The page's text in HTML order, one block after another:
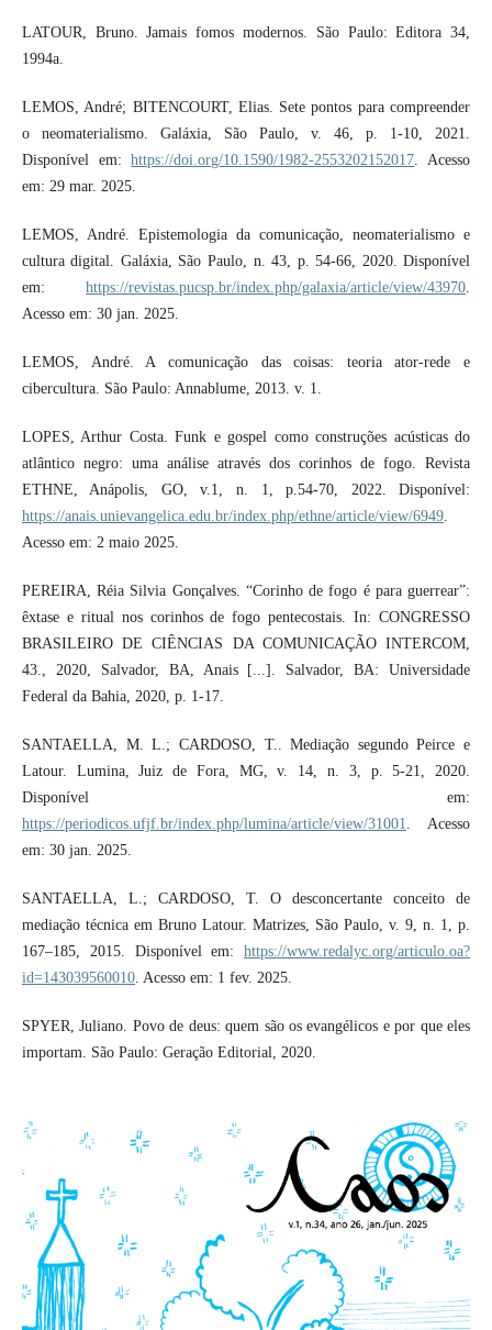
LATOUR, Bruno. Jamais fomos modernos. São Paulo: Editora 34,
1994a.
LEMOS, André; BITENCOURT, Elias. Sete pontos para compreender
o neomaterialismo. Galáxia, São Paulo, v. 46, p. 1-10, 2021.
Disponível em:https://doi.org/10.1590/1982-2553202152017 . Acesso
em: 29 mar. 2025.
LEMOS, André. Epistemologia da comunicação, neomaterialismo e
cultura digital. Galáxia, São Paulo, n. 43, p. 54-66, 2020. Disponível
em:https://revistas.pucsp.br/index.php/galaxia/article/view/43970
Acesso em: 30 jan. 2025.
LEMOS, André. A comunicação das coisas: teoria ator-rede e
cibercultura. São Paulo: Annablume, 2013. v. 1.
LOPES, Arthur Costa. Funk e gospel como construções acústicas do
atlântico negro: uma análise através dos corinhos de fogo. Revista
ETHNE, Anápolis, GO, v.1, n. 1, p.54-70, 2022. Disponível:
https://anais.unievangelica.edu.br/index.php/ethne/article/view/6949.
Acesso em: 2 maio 2025.
PEREIRA, Réia Silvia Gonçalves. “Corinho de fogo é para guerrear”:
êxtase e ritual nos corinhos de fogo pentecostais. In: CONGRESSO
BRASILEIRO DE CIÊNCIAS DA COMUNICAÇÃO INTERCOM,
43., 2020, Salvador, BA, Anais [...]. Salvador, BA: Universidade
Federal da Bahia, 2020, p. 1-17.
SANTAELLA, M. L.; CARDOSO, T.. Mediação segundo Peirce e
Latour. Lumina, Juiz de Fora, MG, v. 14, n. 3, p. 5-21, 2020.
Disponível em:
https://periodicos.ufjf.br/index.php/lumina/article/view/31001
. Acesso
em: 30 jan. 2025.
SANTAELLA, L.; CARDOSO, T. O desconcertante conceito de
mediação técnica em Bruno Latour. Matrizes, São Paulo, v. 9, n. 1, p.
167–185, 2015. Disponível em:https://www.redalyc.org/articulo.oa?
id=143039560010. Acesso em: 1 fev. 2025.
SPYER, Juliano. Povo de deus: quem são os evangélicos e por que eles
importam. São Paulo: Geração Editorial, 2020.